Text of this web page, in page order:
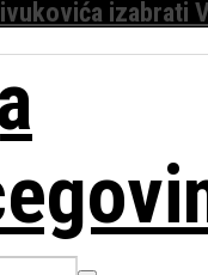
izabrati